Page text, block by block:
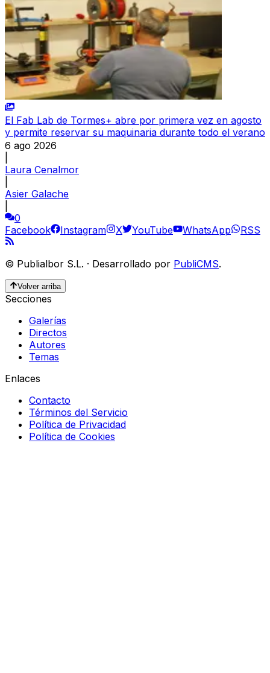
El Fab Lab de Tormes+ abre por primera vez en agosto
y permite reservar su maquinaria durante todo el verano
6 ago 2026
Laura Cenalmor
Asier Galache
0
Facebook
Instagram X YouTube WhatsApp RSS
© Publialbor S.L. · Desarrollado por PubliCMS.
Volver arriba
Secciones
Galerías
Directos
Autores
Temas
Enlaces
Contacto
Términos del Servicio
Política de Privacidad
Política de Cookies